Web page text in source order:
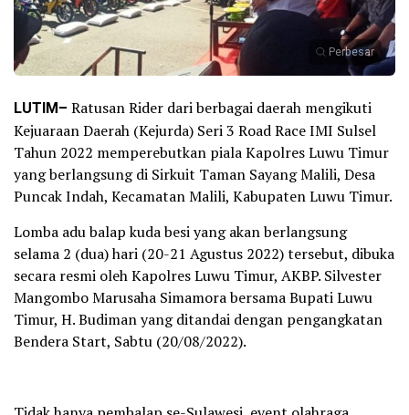
Perbesar
LUTIM– Ratusan Rider dari berbagai daerah mengikuti
Kejuaraan Daerah (Kejurda) Seri 3 Road Race IMI Sulsel
Tahun 2022 memperebutkan piala Kapolres Luwu Timur
yang berlangsung di Sirkuit Taman Sayang Malili, Desa
Puncak Indah, Kecamatan Malili, Kabupaten Luwu Timur.
Lomba adu balap kuda besi yang akan berlangsung
selama 2 (dua) hari (20-21 Agustus 2022) tersebut, dibuka
secara resmi oleh Kapolres Luwu Timur, AKBP. Silvester
Mangombo Marusaha Simamora bersama Bupati Luwu
Timur, H. Budiman yang ditandai dengan pengangkatan
Bendera Start, Sabtu (20/08/2022).